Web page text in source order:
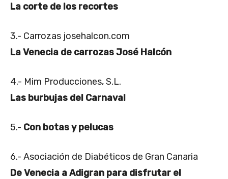
La corte de los recortes
3.- Carrozas josehalcon.com
La Venecia de carrozas José Halcón
4.- Mim Producciones, S.L.
Las burbujas del Carnaval
5.- Con botas y pelucas
6.- Asociación de Diabéticos de Gran Canaria
De Venecia a Adigran para disfrutar el